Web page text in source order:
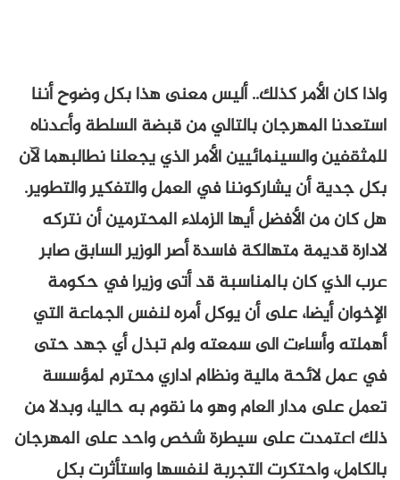
واذا كان الأمر كذلك.. أليس معنى هذا بكل وضوح أننا
استعدنا المهرجان بالتالي من قبضة السلطة وأعدناه
للمثقفين والسينمائيين الأمر الذي يجعلنا نطالبهما لآن
بكل جدية أن يشاركوننا في العمل والتفكير والتطوير.
هل كان من الأفضل أيها الزملاء المحترمين أن نتركه
لادارة قديمة متهالكة فاسدة أصر الوزير السابق صابر
عرب الذي كان بالمناسبة قد أتى وزيرا في حكومة
الإخوان أيضا، على أن يوكل أمره لنفس الجماعة التي
أهملته وأساءت الى سمعته ولم تبذل أي جهد حتى
في عمل لائحة مالية ونظام اداري محترم لمؤسسة
تعمل على مدار العام وهو ما نقوم به حاليا، وبدلا من
ذلك اعتمدت على سيطرة شخص واحد على المهرجان
بالكامل، واحتكرت التجربة لنفسها واستأثرت بكل